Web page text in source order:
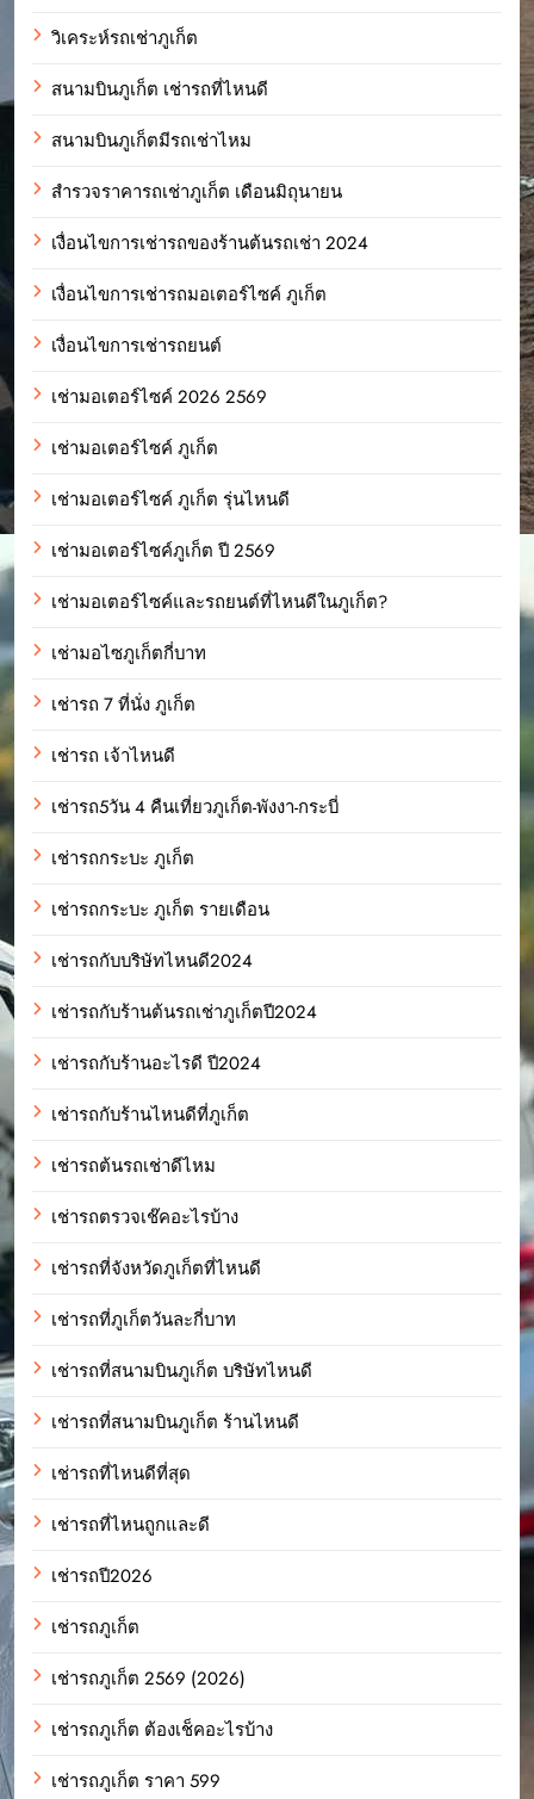
วิเคระห์รถเช่าภูเก็ต
สนามบินภูเก็ต เช่ารถที่ไหนดี
สนามบินภูเก็ตมีรถเช่าไหม
สำรวจราคารถเช่าภูเก็ต เดือนมิถุนายน
เงื่อนไขการเช่ารถของร้านต้นรถเช่า 2024
เงื่อนไขการเช่ารถมอเตอร์ไซค์ ภูเก็ต
เงื่อนไขการเช่ารถยนต์
เช่ามอเตอร์ไซค์ 2026 2569
เช่ามอเตอร์ไซค์ ภูเก็ต
เช่ามอเตอร์ไซค์ ภูเก็ต รุ่นไหนดี
เช่ามอเตอร์ไซค์ภูเก็ต ปี 2569
เช่ามอเตอร์ไซค์และรถยนต์ที่ไหนดีในภูเก็ต?
เช่ามอไซภูเก็ตกี่บาท
เช่ารถ 7 ที่นั่ง ภูเก็ต
เช่ารถ เจ้าไหนดี
เช่ารถ5วัน 4 คืนเที่ยวภูเก็ต-พังงา-กระบี่
เช่ารถกระบะ ภูเก็ต
เช่ารถกระบะ ภูเก็ต รายเดือน
เช่ารถกับบริษัทไหนดี2024
เช่ารถกับร้านต้นรถเช่าภูเก็ตปี2024
เช่ารถกับร้านอะไรดี ปี2024
เช่ารถกับร้านไหนดีที่ภูเก็ต
เช่ารถต้นรถเช่าดีไหม
เช่ารถตรวจเช๊คอะไรบ้าง
เช่ารถที่จังหวัดภูเก็ตที่ไหนดี
เช่ารถที่ภูเก็ตวันละกี่บาท
เช่ารถที่สนามบินภูเก็ต บริษัทไหนดี
เช่ารถที่สนามบินภูเก็ต ร้านไหนดี
เช่ารถที่ไหนดีที่สุด
เช่ารถที่ไหนถูกและดี
เช่ารถปี2026
เช่ารถภูเก็ต
เช่ารถภูเก็ต 2569 (2026)
เช่ารถภูเก็ต ต้องเช็คอะไรบ้าง
เช่ารถภูเก็ต ราคา 599